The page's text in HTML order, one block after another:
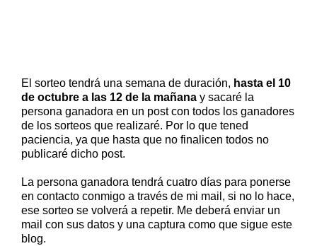
El sorteo tendrá una semana de duración, hasta el 10
de octubre a las 12 de la mañana y sacaré la
persona ganadora en un post con todos los ganadores
de los sorteos que realizaré. Por lo que tened
paciencia, ya que hasta que no finalicen todos no
publicaré dicho post.
La persona ganadora tendrá cuatro días para ponerse
en contacto conmigo a través de mi mail, si no lo hace,
ese sorteo se volverá a repetir. Me deberá enviar un
mail con sus datos y una captura como que sigue este
blog.